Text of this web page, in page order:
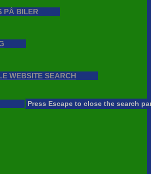
PÅ BILER
WEBSITE SEARCH
Press Escape to close the search